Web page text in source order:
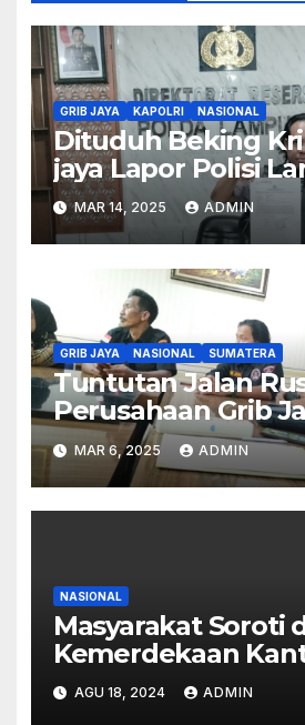
GRIB JAYA KAPOLRI NASIONAL
Dituduh Beking
jaya Lapor Polisi
MAR 14, 2025 ADMIN
GRIB JAYA NASIONAL SUMATERA
Tuntutan Jalan
Perusahaan Grib
Ke Gedung DPRD
MAR 6, 2025 ADMIN
NASIONAL
Masyarakat Soroti
Kemerdekaan
Panwaslu Tanjung
Tutup
AGU 18, 2024 ADMIN